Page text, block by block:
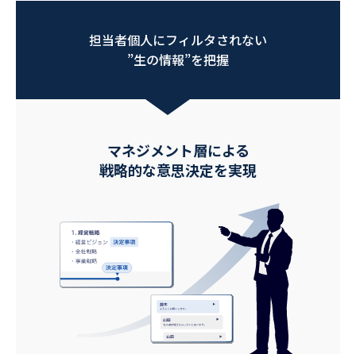
担当者個人にフィルタされない
”生の情報”を把握
マネジメント層による
戦略的な意思決定を実現